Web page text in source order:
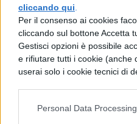
cliccando qui
Per il consenso ai cookies
cliccando sul bottone Accetta
Gestisci opzioni è possibile
e rifiutare tutti i cookie (anche
userai solo i cookie tecnici di
Personal Data
TI POTREBBE
TEMI E